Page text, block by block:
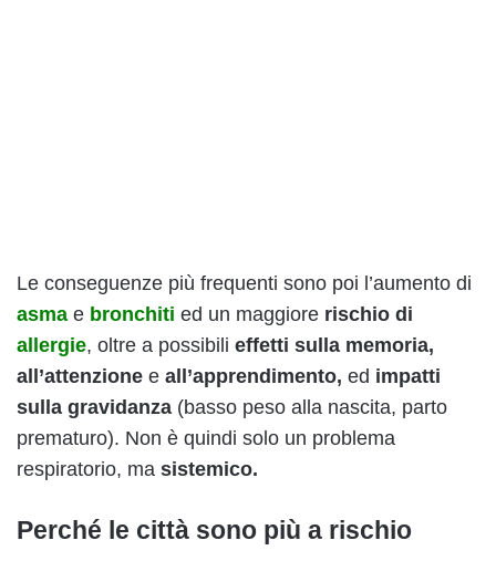
Le conseguenze più frequenti sono poi l’aumento di
asma e bronchiti ed un maggiore rischio di
allergie, oltre a possibili effetti sulla memoria,
all’attenzione e all’apprendimento, ed impatti
sulla gravidanza (basso peso alla nascita, parto
prematuro). Non è quindi solo un problema
respiratorio, ma sistemico.
Perché le città sono più a rischio